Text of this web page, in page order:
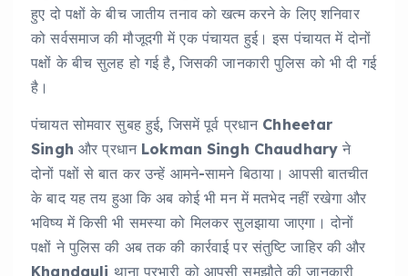
हुए दो पक्षों के बीच जातीय तनाव को खत्म करने के लिए शनिवार
को सर्वसमाज की मौजूदगी में एक पंचायत हुई। इस पंचायत में दोनों
पक्षों के बीच सुलह हो गई है, जिसकी जानकारी पुलिस को भी दी गई
है।
पंचायत सोमवार सुबह हुई, जिसमें पूर्व प्रधान Chheetar
Singh और प्रधान Lokman Singh Chaudhary ने
दोनों पक्षों से बात कर उन्हें आमने-सामने बिठाया। आपसी बातचीत
के बाद यह तय हुआ कि अब कोई भी मन में मतभेद नहीं रखेगा और
भविष्य में किसी भी समस्या को मिलकर सुलझाया जाएगा। दोनों
पक्षों ने पुलिस की अब तक की कार्रवाई पर संतुष्टि जाहिर की और
Khandauli थाना प्रभारी को आपसी समझौते की जानकारी